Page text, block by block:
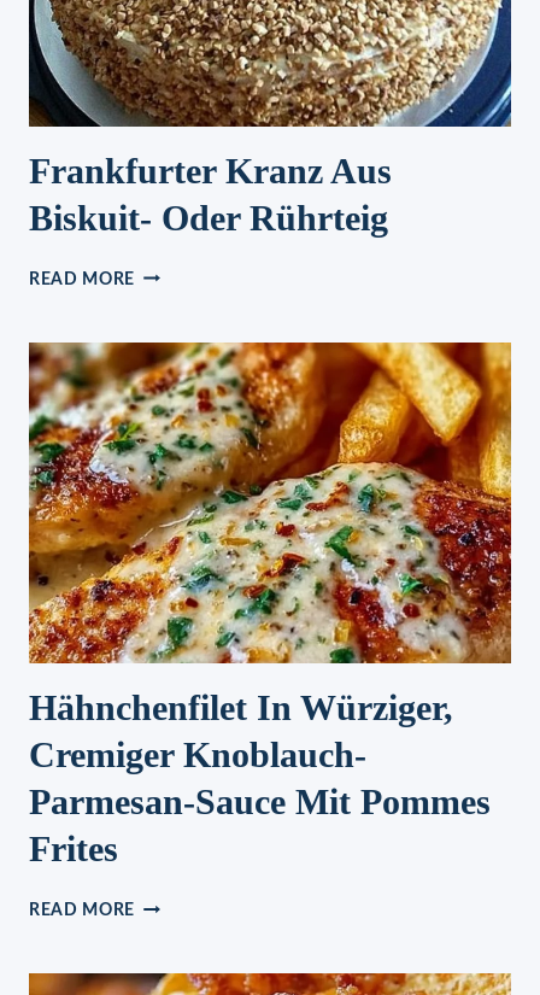
Frankfurter Kranz Aus
Biskuit- Oder Rührteig
READ MORE FRANKFURTER
BISKUIT-
ODER
RÜHRTEIG
Hähnchenfilet In Würziger,
Cremiger Knoblauch-
Parmesan-Sauce Mit Pommes
Frites
READ MORE HÄHNCHENFILET
CREMIGER